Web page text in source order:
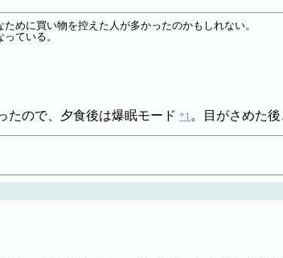
めに買い物を控えた人が多かったのかもしれない。
ている。
たので、夕食後は爆眠モード *1 。目がさめた後